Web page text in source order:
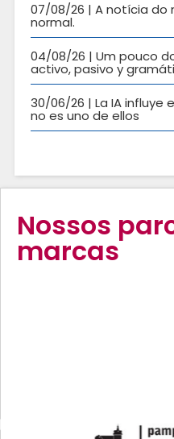
07/08/26 | A notícia do
normal.
04/08/26 | Um pouco
activo, pasivo y
30/06/26 | La IA influye
no es uno de ellos
Nossos
marcas